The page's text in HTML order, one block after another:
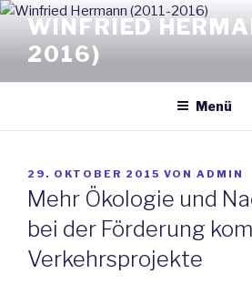
Zum
Inhalt
springen
WINFRIED
2016)
Menü
VERÖFFENTLICHT
AM
29. OKTOBER 2015 VON ADMIN
Mehr Ökologie und
bei der Förderung
Verkehrsprojekte